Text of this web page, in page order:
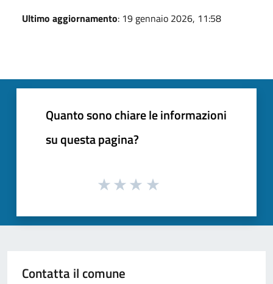
Ultimo aggiornamento: 19 gennaio 2026, 11:58
Quanto sono chiare le informazioni
su questa pagina?
Contatta il comune